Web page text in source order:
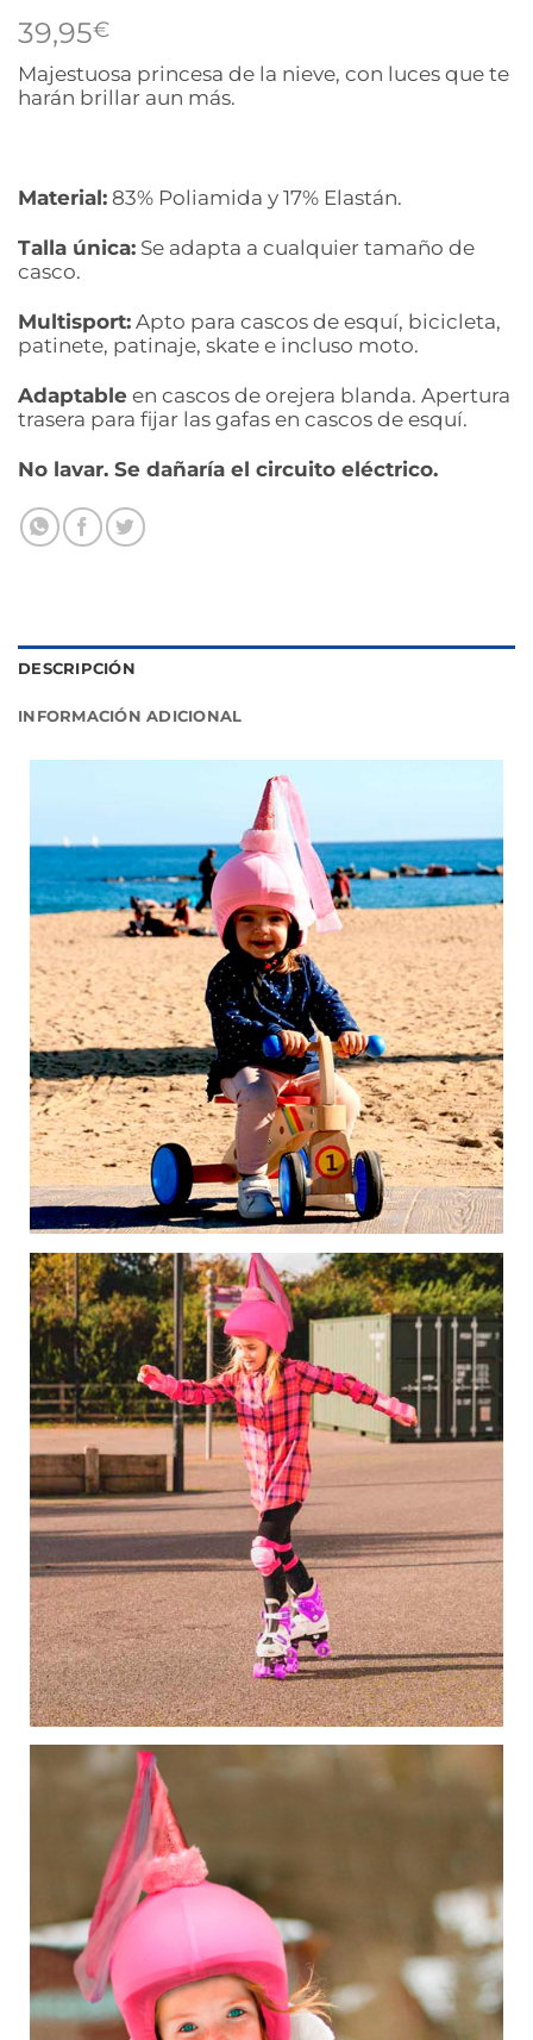
39,95€
Majestuosa princesa de la nieve, con luces que te
harán brillar aun más.
Material: 83% Poliamida y 17% Elastán.
Talla única: Se adapta a cualquier tamaño de
casco.
Multisport: Apto para cascos de esquí, bicicleta,
patinete, patinaje, skate e incluso moto.
Adaptable en cascos de orejera blanda. Apertura
trasera para fijar las gafas en cascos de esquí.
No lavar. Se dañaría el circuito eléctrico.
DESCRIPCIÓN
INFORMACIÓN ADICIONAL